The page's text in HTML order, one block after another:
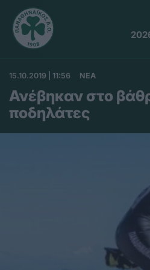
15.10.2019 | 11:56 ΝΕΑ
Ανέβηκαν στο
ποδηλάτες